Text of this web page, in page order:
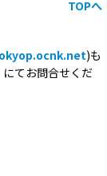
TOPへ
)も
てお問合せくだ